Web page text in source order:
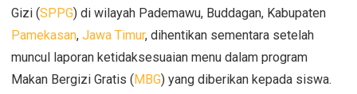
Gizi (SPPG) di wilayah Pademawu, Buddagan, Kabupaten
Pamekasan, Jawa Timur, dihentikan sementara setelah
muncul laporan ketidaksesuaian menu dalam program
Makan Bergizi Gratis ( MBG) yang diberikan kepada siswa.